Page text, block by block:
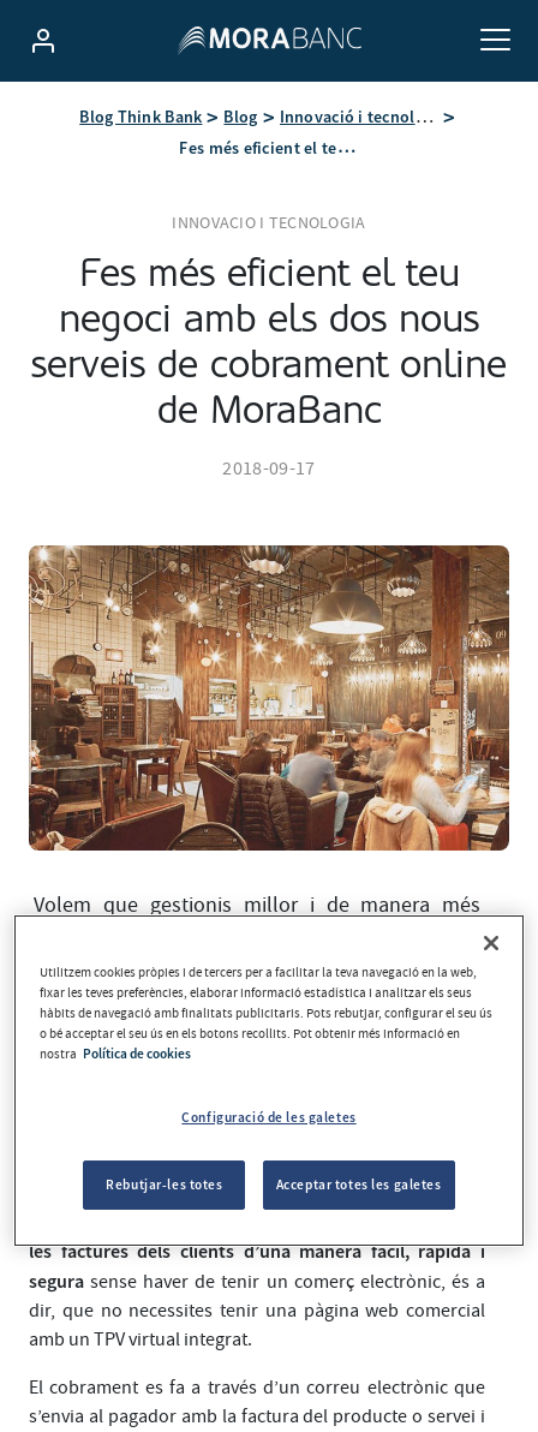
Blog Think Bank Blog Innovació i tecnologia
Fes més eficient el teu negoci amb els dos nous serveis de cobrament online de MoraBanc
INNOVACIO I TECNOLOGIA
Fes més eficient el teu
negoci amb els dos nous
serveis de cobrament online
de MoraBanc
2018-09-17
Volem que gestionis millor i de manera més
t’oferim dos nous serveis de cobrament
ambTPV:Paymail i TPV Tablet.
Coneix-ho tot sobre aquestes noves eines que et
Paymail
les factures dels clients d’una manera fàcil, ràpida i
segura sense haver de tenir un comerç electrònic, és a
dir, que no necessites tenir una pàgina web comercial
amb un TPV virtual integrat.
El cobrament es fa a través d’un correu electrònic que
s’envia al pagador amb la factura del producte o servei i
Utilitzem cookies pròpies i de tercers per a facilitar la teva navegació en la web,
fixar les teves preferències, elaborar informació estadística i analitzar els seus
hàbits de navegació amb finalitats publicitaris. Pots rebutjar, configurar el seu ús
o bé acceptar el seu ús en els botons recollits. Pot obtenir més informació en
nostra Política de cookies
Configuració de les galetes
Rebutjar-les totes Acceptar totes les galetes